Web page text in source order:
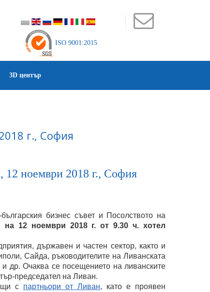
ISO 9001:2015
3D център
г., София
12 ноември 2018 г., София
бизнес съвет и Посолството на
на 12 ноември 2018 г. от 9.30 ч. хотел
държавен и частен сектор, както и
Сайда, ръководителите на Ливанската
др. Очаква се посещението на ливанските
председател на Ливан.
с партньори от Ливан, като е проявен